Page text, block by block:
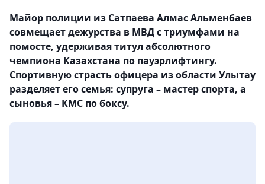
Майор полиции из Сатпаева Алмас Альменбаев
совмещает дежурства в МВД с триумфами на
помосте, удерживая титул абсолютного
чемпиона Казахстана по пауэрлифтингу.
Спортивную страсть офицера из области Улытау
разделяет его семья: супруга – мастер спорта, а
сыновья – КМС по боксу.